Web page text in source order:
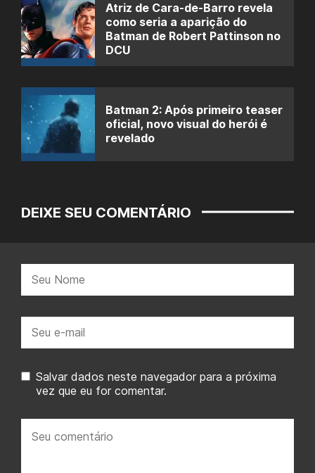
Atriz de Cara-de-Barro revela
como seria a aparição do
Batman de Robert Pattinson no
DCU
Batman 2: Após primeiro teaser
oficial, novo visual do herói é
revelado
DEIXE SEU COMENTÁRIO
mail:
Salvar dados neste navegador para a próxima
vez que eu for comentar.
comentário: